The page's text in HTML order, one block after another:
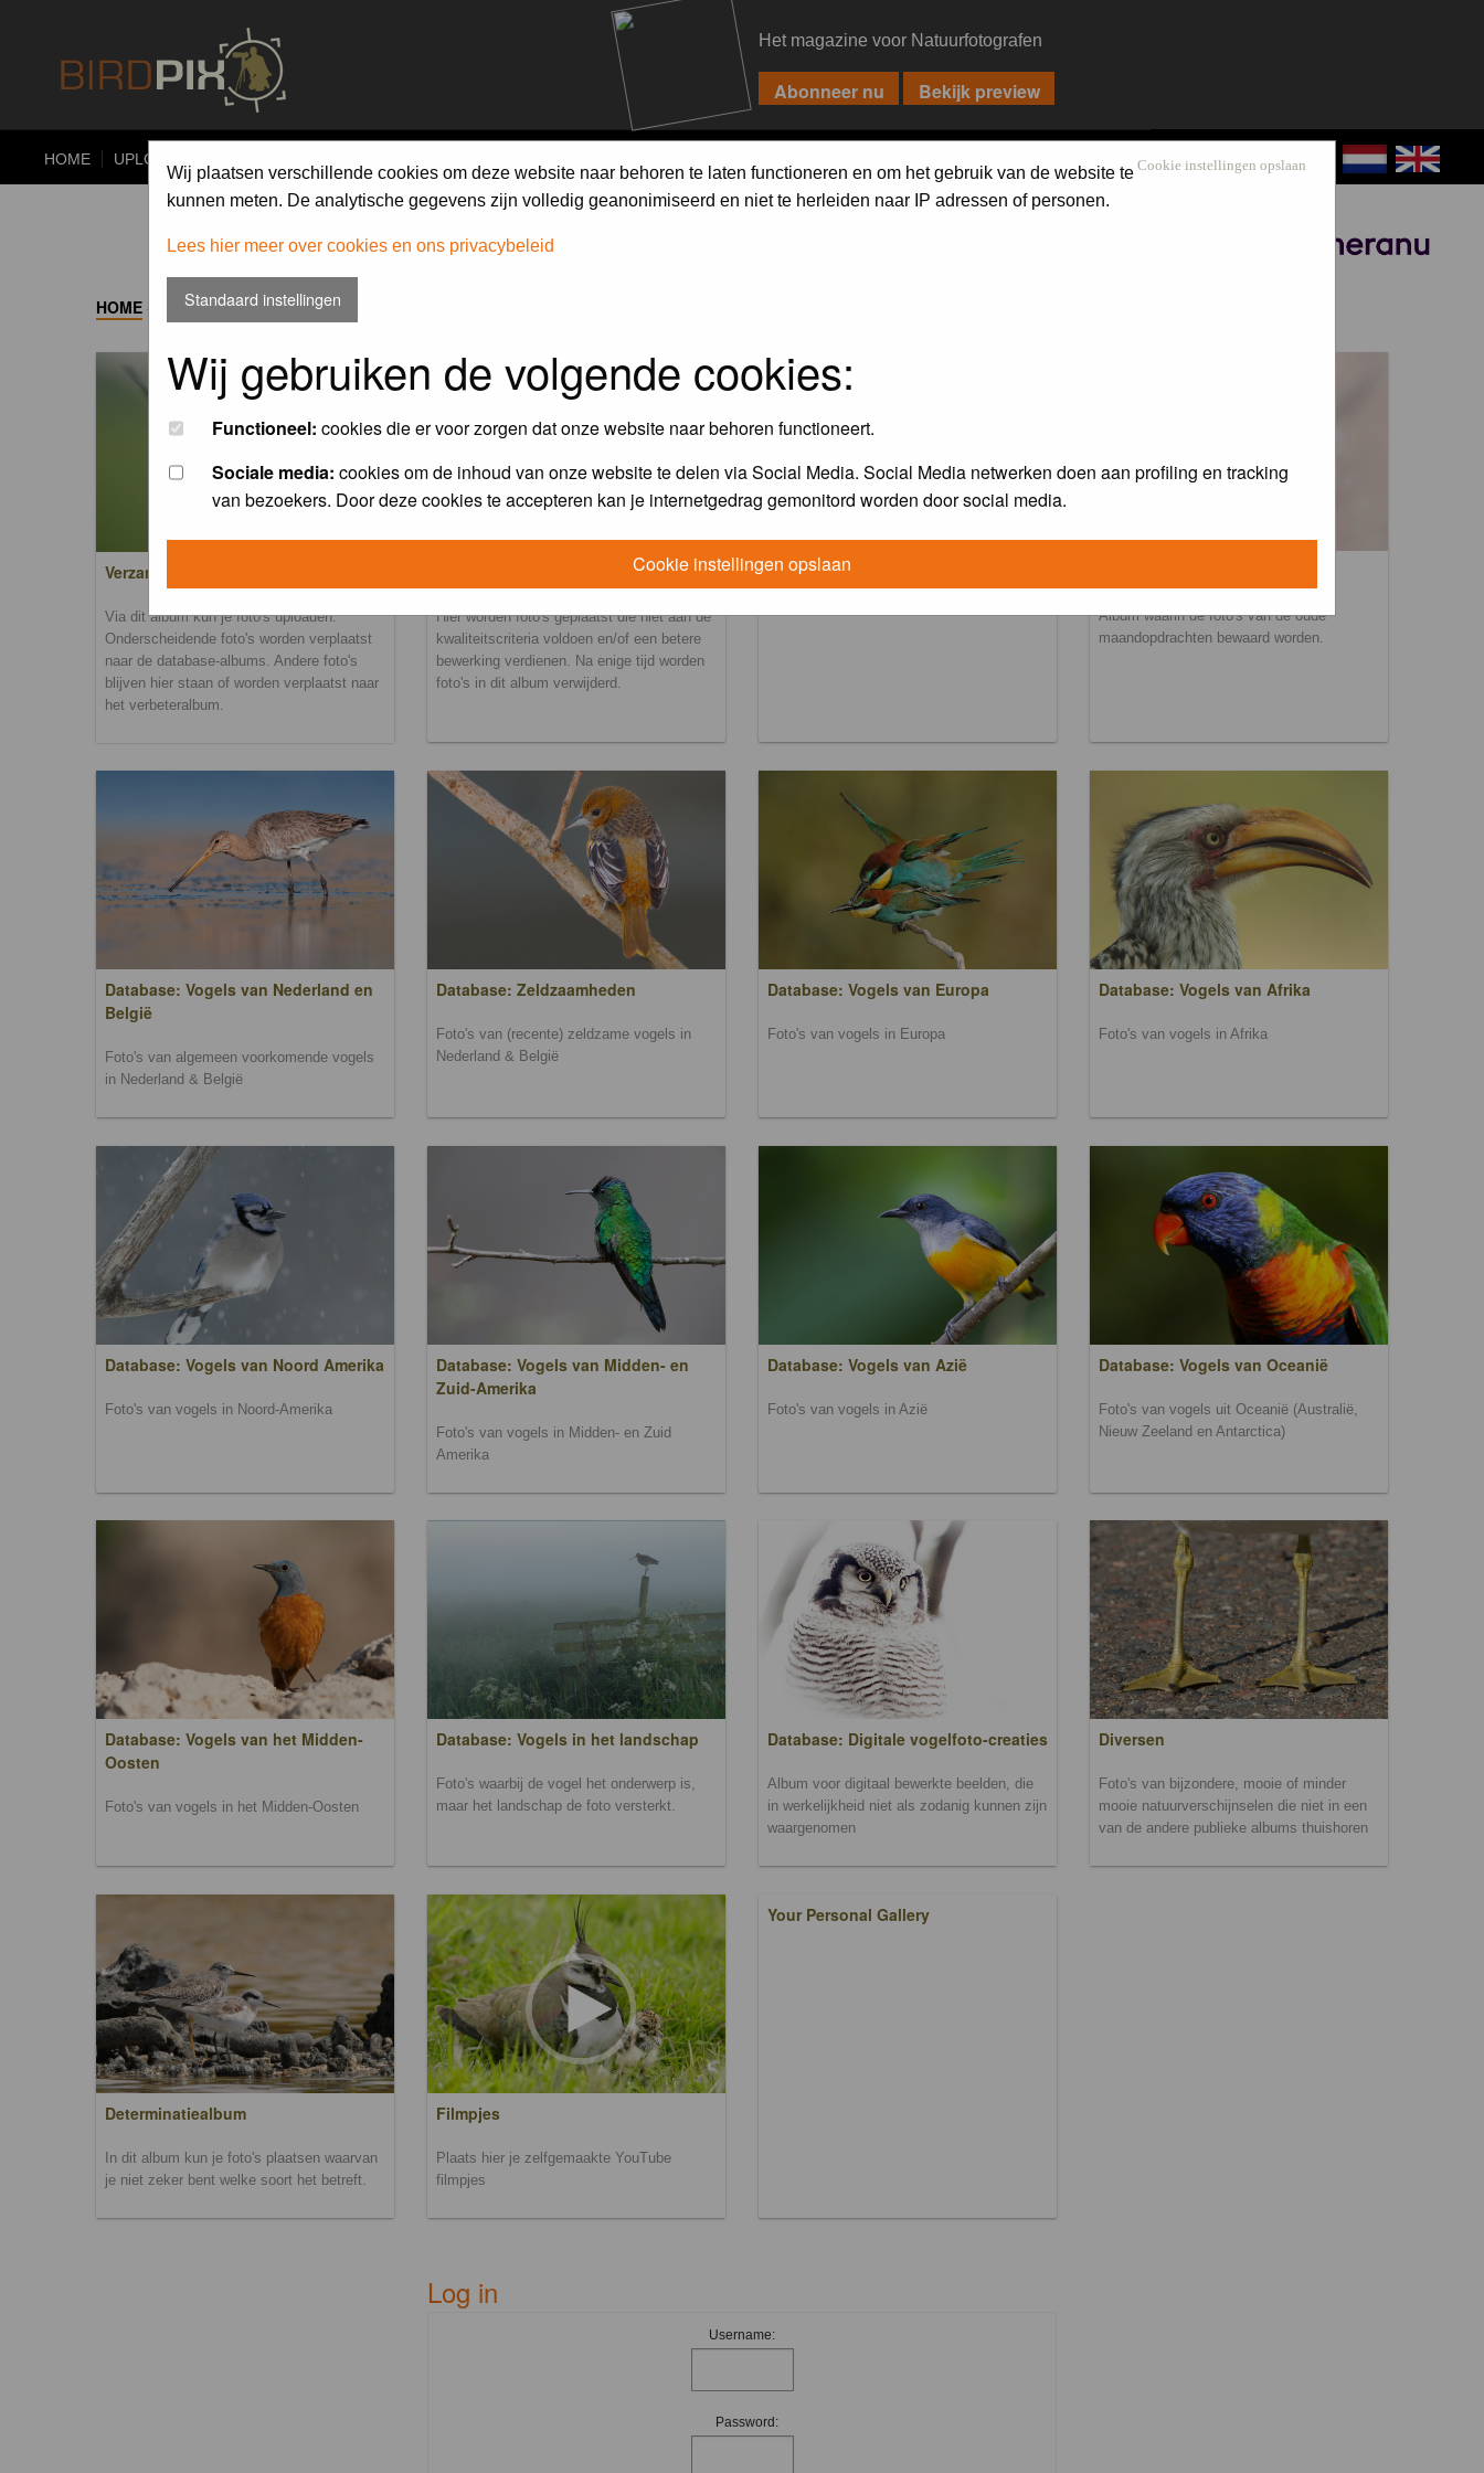
Het magazine voor Natuurfotografen
HOME UPLOAD Cookie instellingen opslaan
Wij plaatsen verschillende cookies om deze website naar behoren te laten functioneren en om het gebruik van de website te
kunnen meten. De analytische gegevens zijn volledig geanonimiseerd en niet te herleiden naar IP adressen of personen.
Lees hier meer over cookies en ons privacybeleid
Standaard instellingen
Wij gebruiken de volgende cookies:
Functioneel: cookies die er voor zorgen dat onze website naar behoren functioneert.
Sociale media: cookies om de inhoud van onze website te delen via Social Media. Social Media netwerken doen aan profiling en tracking
van bezoekers. Door deze cookies te accepteren kan je internetgedrag gemonitord worden door social media.
Cookie instellingen opslaan
HOME -> ALBUM
Verzamel- en uploadalbum
Via dit album kun je foto's uploaden.
Onderscheidende foto's worden verplaatst
naar de database-albums. Andere foto's
blijven hier staan of worden verplaatst naar
het verbeteralbum.
Hier worden foto's geplaatst die niet aan de
kwaliteitscriteria voldoen en/of een betere
bewerking verdienen. Na enige tijd worden
foto's in dit album verwijderd.
Maandopdracht
maandopdracht.
Album waarin de foto's van de oude
maandopdrachten bewaard worden.
Database: Vogels van Nederland en
België
Foto's van algemeen voorkomende vogels
in Nederland & België
Database: Zeldzaamheden
Foto's van (recente) zeldzame vogels in
Nederland & België
Database: Vogels van Europa
Foto's van vogels in Europa
Database: Vogels van Afrika
Foto's van vogels in Afrika
Database: Vogels van Noord Amerika
Foto's van vogels in Noord-Amerika
Database: Vogels van Midden- en
Zuid-Amerika
Foto's van vogels in Midden- en Zuid
Amerika
Database: Vogels van Azië
Foto's van vogels in Azië
Database: Vogels van Oceanië
Foto's van vogels uit Oceanië (Australië,
Nieuw Zeeland en Antarctica)
Database: Vogels van het Midden-
Oosten
Foto's van vogels in het Midden-Oosten
Database: Vogels in het landschap
Foto's waarbij de vogel het onderwerp is,
maar het landschap de foto versterkt.
Database: Digitale vogelfoto-creaties
Album voor digitaal bewerkte beelden, die
in werkelijkheid niet als zodanig kunnen zijn
waargenomen
Diversen
Foto's van bijzondere, mooie of minder
mooie natuurverschijnselen die niet in een
van de andere publieke albums thuishoren
Determinatiealbum
In dit album kun je foto's plaatsen waarvan
je niet zeker bent welke soort het betreft.
Filmpjes
Plaats hier je zelfgemaakte YouTube
filmpjes
Your Personal Gallery
Log in
Username:
Password: